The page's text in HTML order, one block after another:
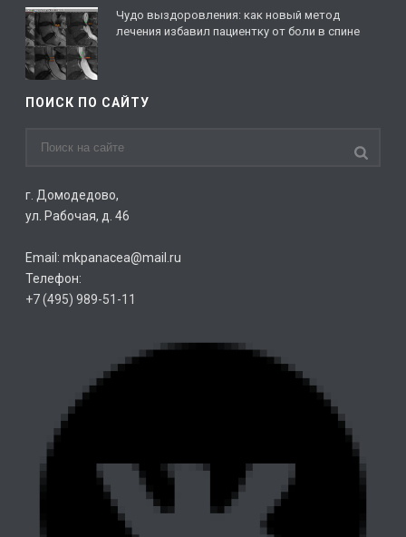
Чудо выздоровления: как новый метод
лечения избавил пациентку от боли в спине
ПОИСК ПО САЙТУ
г. Домодедово,
ул. Рабочая, д. 46
Email: mkpanacea@mail.ru
Телефон:
+7 (495) 989-51-11